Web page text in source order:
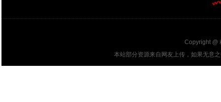
Copyright @
本站部分资源来自网友上传，如果无意